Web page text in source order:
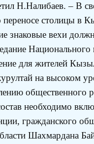
Н.Налибаев. – В
переносе столицы
знаковые вехи
для жителей
на высоком
общественного
необходимо
гражданского
Шахмардана